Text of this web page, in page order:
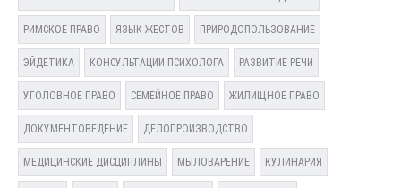
РИМСКОЕ ПРАВО ЯЗЫК ЖЕСТОВ ПРИРОДОПОЛЬЗОВАНИЕ
ЭЙДЕТИКА КОНСУЛЬТАЦИИ ПСИХОЛОГА РАЗВИТИЕ РЕЧИ
УГОЛОВНОЕ ПРАВО СЕМЕЙНОЕ ПРАВО ЖИЛИЩНОЕ ПРАВО
ДОКУМЕНТОВЕДЕНИЕ ДЕЛОПРОИЗВОДСТВО
МЕДИЦИНСКИЕ ДИСЦИПЛИНЫ МЫЛОВАРЕНИЕ КУЛИНАРИЯ